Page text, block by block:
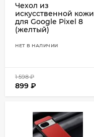
Чехол из
искусственной кожи
для Google Pixel 8
(желтый)
НЕТ В НАЛИЧИИ
1 598₽
899 ₽